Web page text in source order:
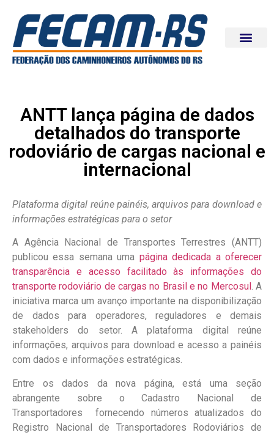
ANTT lança página de dados
detalhados do transporte
rodoviário de cargas nacional e
internacional
Plataforma digital reúne painéis, arquivos para download e
informações estratégicas para o setor
A Agência Nacional de Transportes Terrestres (ANTT)
publicou essa semana uma página dedicada a oferecer
transparência e acesso facilitado às informações do
transporte rodoviário de cargas no Brasil e no Mercosul . A
iniciativa marca um avanço importante na disponibilização
de dados para operadores, reguladores e demais
stakeholders do setor. A plataforma digital reúne
informações, arquivos para download e acesso a painéis
com dados e informações estratégicas.
Entre os dados da nova página, está uma seção
abrangente sobre o Cadastro Nacional de
Transportadores fornecendo números atualizados do
Registro Nacional de Transportadores Rodoviários de